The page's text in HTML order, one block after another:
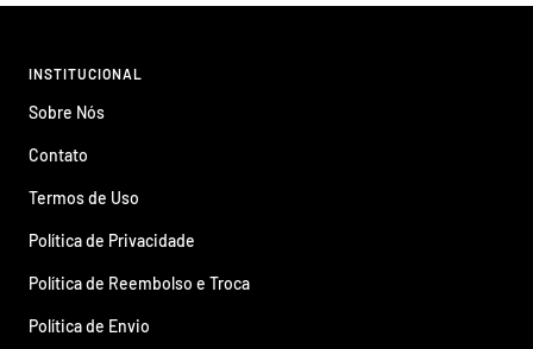
INSTITUCIONAL
Sobre Nós
Contato
Termos de Uso
Política de Privacidade
Política de Reembolso e Troca
Política de Envio